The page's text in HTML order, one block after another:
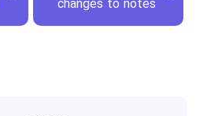
changes to notes